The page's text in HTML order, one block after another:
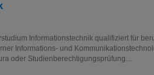
Informationstechnik qualifiziert für
Informations- und
oder Studienberechtigungsprüfung...